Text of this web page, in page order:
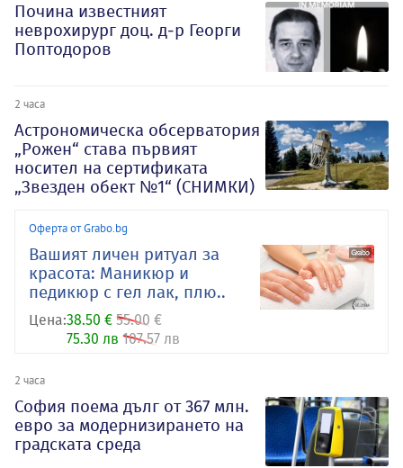
Почина известният
неврохирург доц. д-р Георги
Поптодоров
2 часа
Астрономическа обсерватория
„Рожен“ става първият
носител на сертификата
„Звезден обект №1“ (СНИМКИ)
Оферта от Grabo.bg
Вашият личен ритуал за
красота: Маникюр и
педикюр с гел лак, плю..
Цена:38.50 € 55.00 €
75.30 лв 107.57 лв
2 часа
София поема дълг от 367 млн.
евро за модернизирането на
градската среда